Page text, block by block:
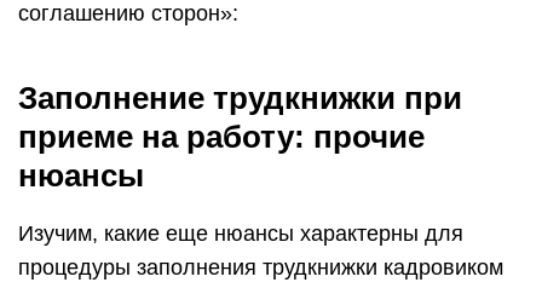
соглашению сторон»:
Заполнение трудкнижки при
приеме на работу: прочие
нюансы
Изучим, какие еще нюансы характерны для
процедуры заполнения трудкнижки кадровиком